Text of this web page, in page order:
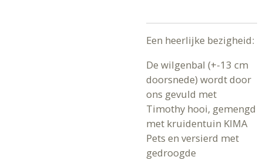
Een heerlijke bezigheid:
De wilgenbal (+-13 cm
doorsnede) wordt door
ons gevuld met
Timothy hooi, gemengd
met kruidentuin KIMA
Pets en versierd met
gedroogde